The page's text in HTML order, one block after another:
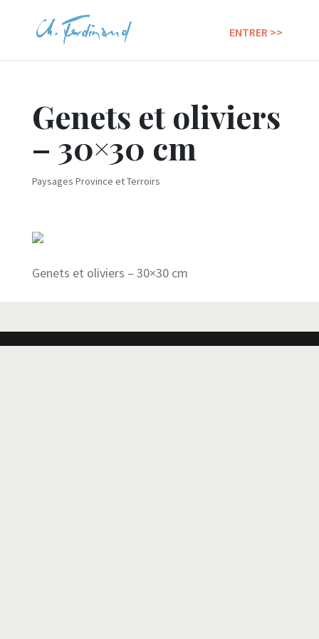
Genets et oliviers
– 30×30 cm
Paysages Province et Terroirs
Genets et oliviers – 30×30 cm